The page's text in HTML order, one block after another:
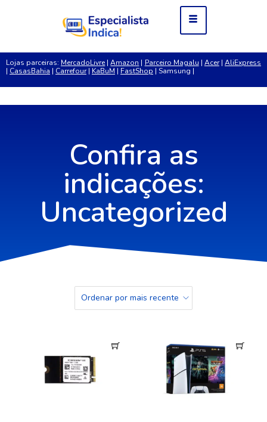
Lojas parceiras: MercadoLivre | Amazon | Parceiro Magalu | Acer|AliExpress
| CasasBahia | Carrefour| KaBuM | FastShop | Samsung |
Confira as
indicações:
Uncategorized